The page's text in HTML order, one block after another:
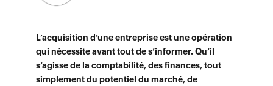
L’acquisition d’une entreprise est une opération
qui nécessite avant tout de s’informer. Qu’il
s’agisse de la comptabilité, des finances, tout
simplement du potentiel du marché, de